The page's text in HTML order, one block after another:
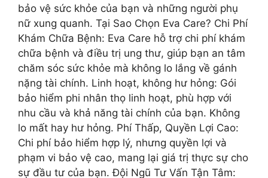
bảo vệ sức khỏe của bạn và những người phụ
nữ xung quanh. Tại Sao Chọn Eva Care? Chi Phí
Khám Chữa Bệnh: Eva Care hỗ trợ chi phí khám
chữa bệnh và điều trị ung thư, giúp bạn an tâm
chăm sóc sức khỏe mà không lo lắng về gánh
nặng tài chính. Linh hoạt, không hư hỏng: Gói
bảo hiểm phi nhân thọ linh hoạt, phù hợp với
nhu cầu và khả năng tài chính của bạn. Không
lo mất hay hư hỏng. Phí Thấp, Quyền Lợi Cao:
Chi phí bảo hiểm hợp lý, nhưng quyền lợi và
phạm vi bảo vệ cao, mang lại giá trị thực sự cho
sự đầu tư của bạn. Đội Ngũ Tư Vấn Tận Tâm: